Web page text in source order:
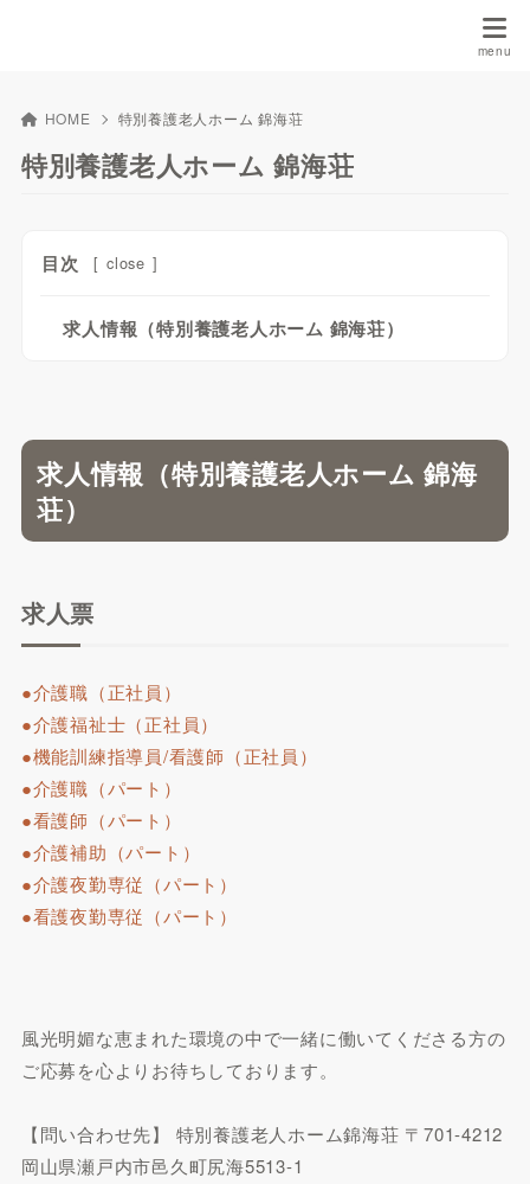
HOME 特別養護老人ホーム 錦海荘
特別養護老人ホーム 錦海荘
目次 [ close ]
求人情報（特別養護老人ホーム 錦海荘）
求人情報（特別養護老人ホーム 錦海
荘）
求人票
●介護職（正社員）
●介護福祉士（正社員）
●機能訓練指導員/看護師（正社員）
●介護職（パート）
●看護師（パート）
●介護補助（パート）
●介護夜勤専従（パート）
●看護夜勤専従（パート）
風光明媚な恵まれた環境の中で一緒に働いてくださる方の
ご応募を心よりお待ちしております。
【問い合わせ先】 特別養護老人ホーム錦海荘 〒701-4212
岡山県瀬戸内市邑久町尻海5513-1